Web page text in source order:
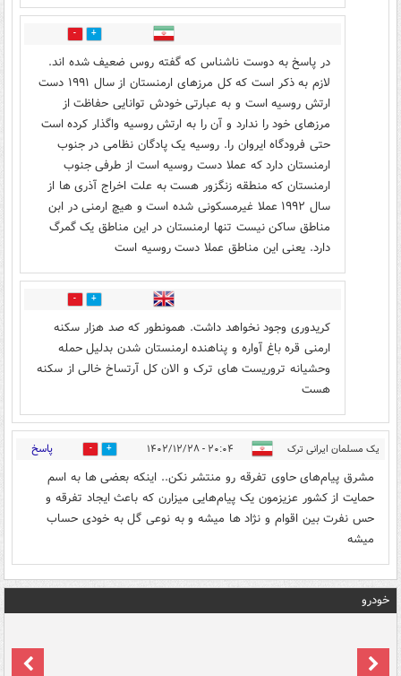
2
در پاسخ به دوست ناشناس که گفته روس ضعیف شده اند.
لازم به ذکر است که کل مرزهای ارمنستان از سال ۱۹۹۱ دست
ارتش روسیه است و به عبارتی خودش توانایی حفاظت از
مرزهای خود را ندارد و آن را به ارتش روسیه واگذار کرده است
حتی فرودگاه ایروان را. روسیه یک پادگان نظامی در جنوب
ارمنستان دارد که عملا دست روسیه است از طرفی جنوب
ارمنستان که منطقه زنگزور هست به علت اخراج آذری ها از
سال ۱۹۹۲ عملا غیرمسکونی شده است و هیچ ارمنی در ابن
مناطق ساکن نیست تنها ارمنستان در این مناطق یک گمرگ
دارد. یعنی این مناطق عملا دست روسیه است
4
کریدوری وجود نخواهد داشت. همونطور که صد هزار سکنه
ارمنی قره باغ آواره و پناهنده ارمنستان شدن بدلیل حمله
وحشیانه تروریست های ترک و الان کل آرتساخ خالی از سکنه
هست
یک مسلمان ایرانی ترک ۲۰:۰۴ - ۱۴۰۲/۱۲/۲۸ 4 پاسخ
مشرق پیام‌های حاوی تفرقه رو منتشر نکن.. اینکه بعضی ها به اسم
حمایت از کشور عزیزمون یک پیام‌هایی میزارن که باعث ایجاد تفرقه و
حس نفرت بین اقوام و نژاد ها میشه و به نوعی گل به خودی حساب
میشه
خودرو